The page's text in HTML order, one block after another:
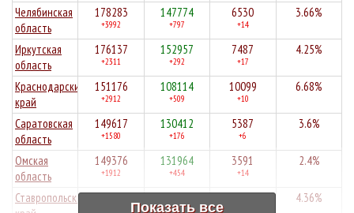
Челябинская
область
178283
+3992
147774
+797
6530
+14
3.66%
Иркутская
область
176137
+2311
152957
+292
7487
+17
4.25%
Краснодарский
край
151176
+2912
108114
+509
10099
+10
6.68%
Саратовская
область
149617
+1580
130412
+176
5387
+6
3.6%
Омская
область
149376
+1912
131964
+454
3591
+14
2.4%
Ставропольский 149133 128502
+888
6507 4.36%
Показать все